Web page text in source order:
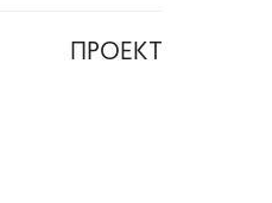
ПРОЕКТ